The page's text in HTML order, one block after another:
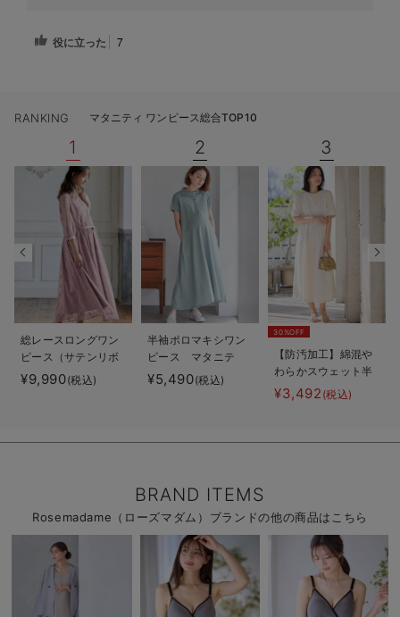
役に立った 7
RANKING マタニティ ワンピース総合TOP10
1
総レースロングワン
ピース（サテンリボ
ンベルト付） マタ
ニティ・授乳服【出
¥9,990(税込)
2
半袖ポロマキシワン
ピース マタニテ
ィ・授乳服【出産後
も長く使える】
¥5,490(税込)
3
30%OFF
【防汚加工】綿混や
わらかスウェット半
袖フレアワンピー
ス マタニティ・産
える】
¥3,492 (税込)
BRAND ITEMS
Rosemadame（ローズマダム）ブランドの他の商品はこちら